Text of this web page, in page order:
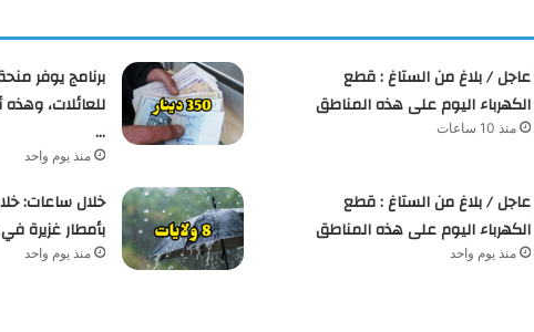
عاجل / بلاغ من الستاغ : قطع
الكهرباء اليوم على هذه المناطق
منذ 10 ساعات
للعائلات، وهذه
…
منذ يوم واحد
عاجل / بلاغ من الستاغ : قطع
الكهرباء اليوم على هذه المناطق
منذ يوم واحد
خلال ساعات:
بأمطار غزيرة في 8
منذ يوم واحد